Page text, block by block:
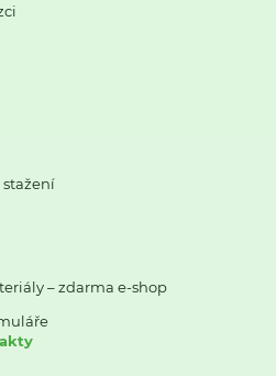
– zdarma e-shop